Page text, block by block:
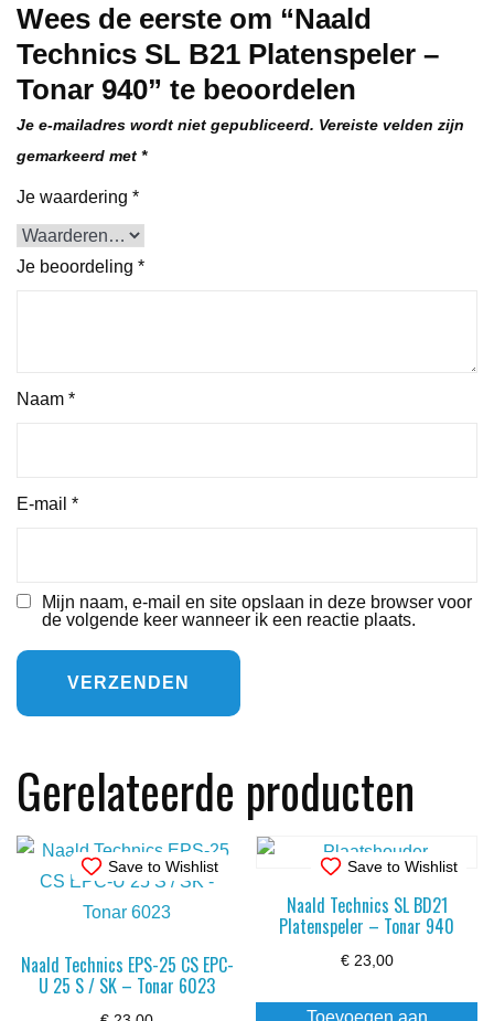
Wees de eerste om “Naald
Technics SL B21 Platenspeler –
Tonar 940” te beoordelen
Je e-mailadres wordt niet gepubliceerd. Vereiste velden zijn
gemarkeerd met *
Je waardering *
Je beoordeling *
Naam *
E-mail *
Mijn naam, e-mail en site opslaan in deze browser voor
de volgende keer wanneer ik een reactie plaats.
Gerelateerde producten
Save to Wishlist
Naald Technics EPS-25 CS EPC-
U 25 S / SK – Tonar 6023
Save to Wishlist
Naald Technics SL BD21
Platenspeler – Tonar 940
€23,00
Toevoegen aan